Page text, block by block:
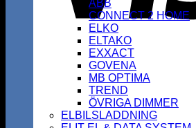
ABB
CONNECT 2 HOME
ELKO
ELTAKO
EXXACT
GOVENA
MB OPTIMA
TREND
ÖVRIGA DIMMER
ELBILSLADDNING